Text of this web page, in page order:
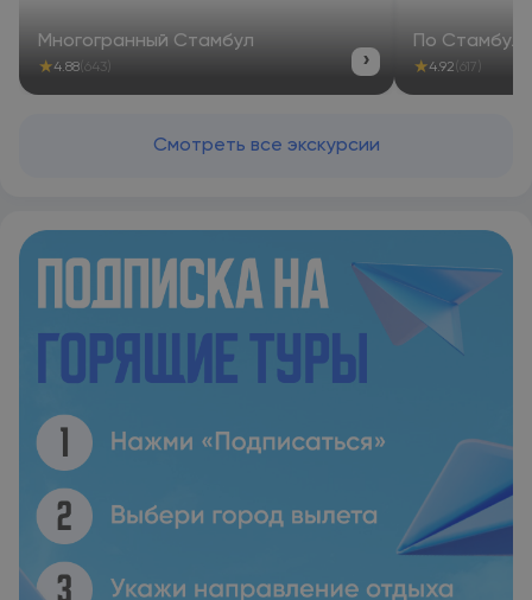
Гостям Urban Hotel Bomonti предоставляются постельное
белье и полотенца. Для гостей сервируется завтрак
«шведский стол», континентальный завтрак или халяльный
Улица Истикляль и Конгресс-центр Халиджа. Аэропорт
Многогранный Стамбул
★4.88 (643) ›
По
★4.92 (617)
Смотреть все экскурсии